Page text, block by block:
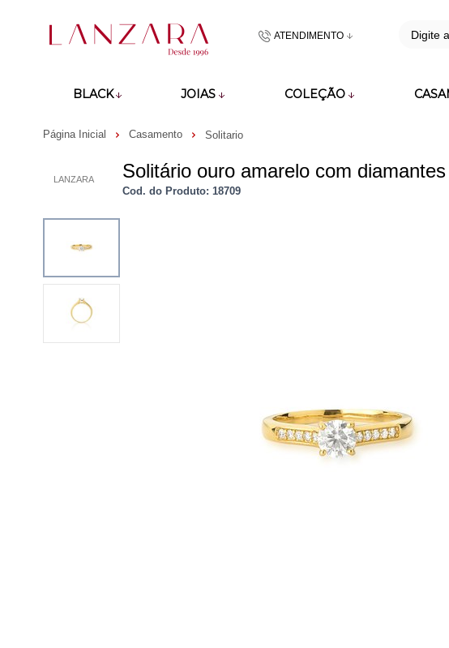
ATENDIMENTO
(48)991860142
BLACK JOIAS COLEÇÃO
Página Inicial Casamento Solitario
LANZARA Solitário ouro amarelo com diamantes
Cod. do Produto: 18709